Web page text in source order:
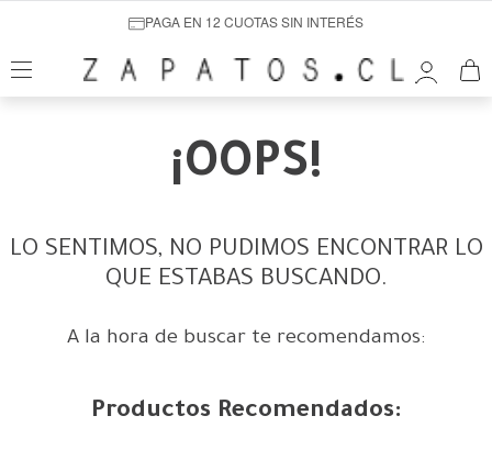
PAGA EN 12 CUOTAS SIN INTERÉS
¡OOPS!
LO SENTIMOS, NO PUDIMOS ENCONTRAR LO
QUE ESTABAS BUSCANDO.
A la hora de buscar te recomendamos:
Productos Recomendados: